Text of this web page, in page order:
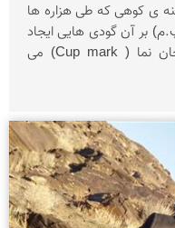
ی کوهی که طی هزاره ها
بر آن گودی هایی ایجاد
شده که به آنها فنجان نما ( Cup mark) می